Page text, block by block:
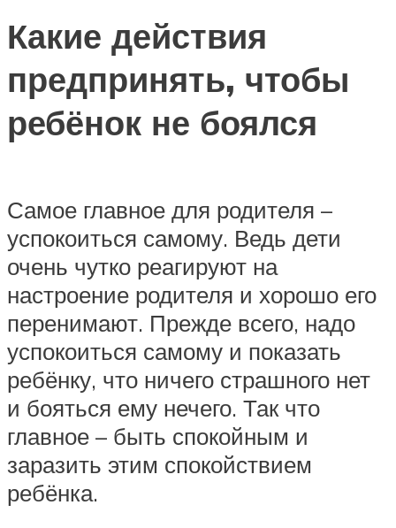
Какие действия
предпринять, чтобы
ребёнок не боялся
Самое главное для родителя –
успокоиться самому. Ведь дети
очень чутко реагируют на
настроение родителя и хорошо его
перенимают. Прежде всего, надо
успокоиться самому и показать
ребёнку, что ничего страшного нет
и бояться ему нечего. Так что
главное – быть спокойным и
заразить этим спокойствием
ребёнка.